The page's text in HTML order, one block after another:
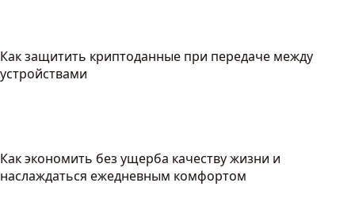
Как защитить криптоданные при передаче между
устройствами
Как экономить без ущерба качеству жизни и
наслаждаться ежедневным комфортом